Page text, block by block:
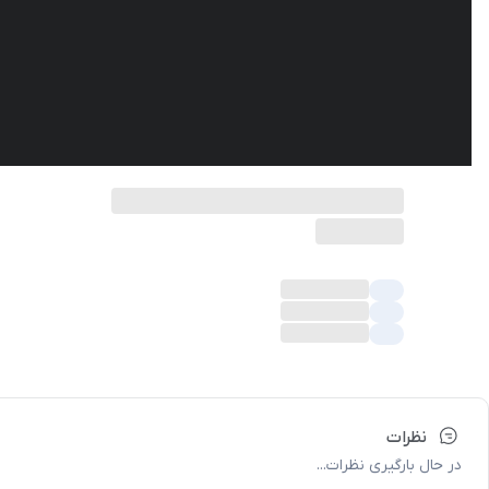
نظرات
در حال بارگیری نظرات...